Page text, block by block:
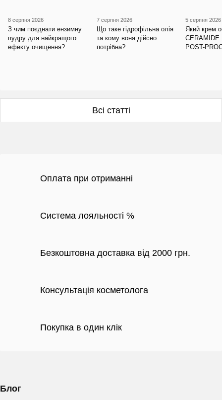
8 серпня 2026
З чим поєднати ензимну
пудру для найкращого
ефекту очищення?
7 серпня 2026
Що таке гідрофільна олія
та кому вона дійсно
потрібна?
5 серпня 2026
Який крем
CERAMIDE
POST-
Всі статті
Оплата при отриманні
Система лояльності %
Безкоштовна доставка від 2000 грн.
Консультація косметолога
Покупка в один клік
Блог